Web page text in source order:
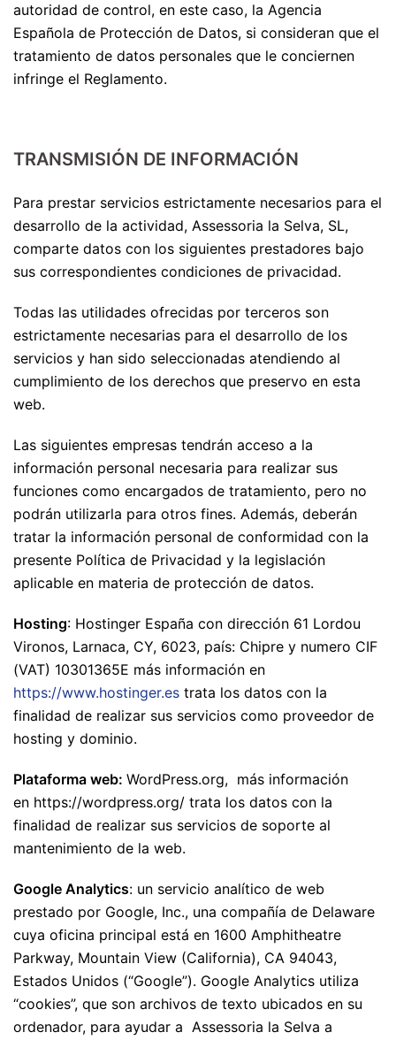
autoridad de control, en este caso, la Agencia
Española de Protección de Datos, si consideran que el
tratamiento de datos personales que le conciernen
infringe el Reglamento.
TRANSMISIÓN DE INFORMACIÓN
Para prestar servicios estrictamente necesarios para el
desarrollo de la actividad, Assessoria la Selva, SL,
comparte datos con los siguientes prestadores bajo
sus correspondientes condiciones de privacidad.
Todas las utilidades ofrecidas por terceros son
estrictamente necesarias para el desarrollo de los
servicios y han sido seleccionadas atendiendo al
cumplimiento de los derechos que preservo en esta
web.
Las siguientes empresas tendrán acceso a la
información personal necesaria para realizar sus
funciones como encargados de tratamiento, pero no
podrán utilizarla para otros fines. Además, deberán
tratar la información personal de conformidad con la
presente Política de Privacidad y la legislación
aplicable en materia de protección de datos.
Hosting: Hostinger España con dirección 61 Lordou
Vironos, Larnaca, CY, 6023, país: Chipre y numero CIF
(VAT) 10301365E más información en
https://www.hostinger.es trata los datos con la
finalidad de realizar sus servicios como proveedor de
hosting y dominio.
Plataforma web: WordPress.org, más información
en https://wordpress.org/ trata los datos con la
finalidad de realizar sus servicios de soporte al
mantenimiento de la web.
Google Analytics: un servicio analítico de web
prestado por Google, Inc., una compañía de Delaware
cuya oficina principal está en 1600 Amphitheatre
Parkway, Mountain View (California), CA 94043,
Estados Unidos (“Google”). Google Analytics utiliza
“cookies”, que son archivos de texto ubicados en su
ordenador, para ayudar a Assessoria la Selva a